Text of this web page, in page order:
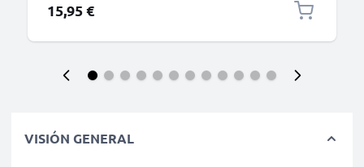
15,95 €
VISIÓN GENERAL